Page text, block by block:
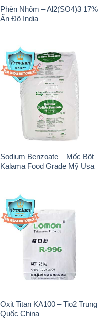
Phèn Nhôm – Al2(SO4)3 17%
Ấn Độ India
Sodium Benzoate – Mốc Bột
Kalama Food Grade Mỹ Usa
Oxit Titan KA100 – Tio2 Trung
Quốc China